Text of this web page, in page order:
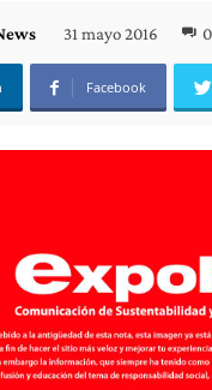
31 mayo 2016 0
Facebook